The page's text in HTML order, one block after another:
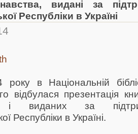
видані за
Республіки в Україні
в Національній
відбулася презентація
і виданих за
Республіки в Україні.